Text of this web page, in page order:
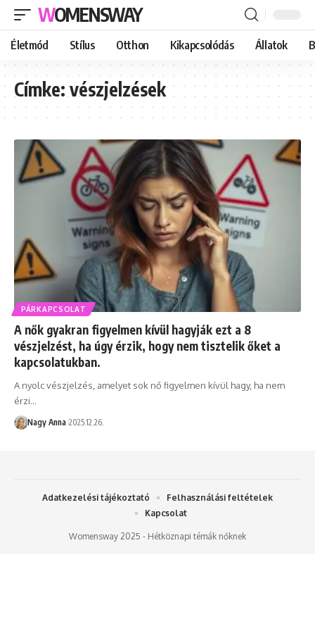
WOMENSWAY
Életmód Stílus Otthon Kikapcsolódás Állatok
Címke:vészjelzések
PÁRKAPCSOLAT
A nők gyakran figyelmen kívül hagyják ezt a 8
vészjelzést, ha úgy érzik, hogy nem tisztelik őket a
kapcsolatukban.
A nyolc vészjelzés, amelyet sok nő figyelmen kívül hagy, ha nem
érzi…
Nagy Anna 2025.12.26.
Womensway 2025 - Hétköznapi témák nőknek
Adatkezelési tájékoztató
Felhasználási feltételek
Kapcsolat